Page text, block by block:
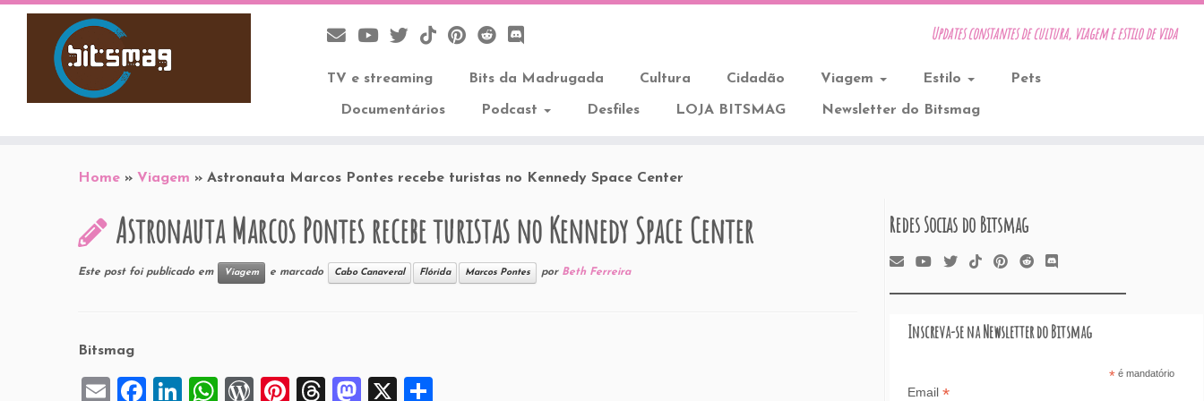
Updates constantes de cultura, viagem e estilo de vida
TV e streaming Bits da Madrugada Cultura Cidadão Viagem Estilo Pets
Documentários Podcast Desfiles LOJA BITSMAG Newsletter do Bitsmag
Home » Viagem » Astronauta Marcos Pontes recebe turistas no Kennedy Space Center
Astronauta Marcos Pontes recebe turistas no Kennedy Space Center
Este post foi publicado em Viagem e marcado Cabo Canaveral Flórida Marcos Pontes por Beth Ferreira
Bitsmag
E
F
Li
W W
Pi
T
M
X
Redes Socias do Bitsmag
Inscreva-se na Newsletter do Bitsmag
*é mandatório
Email *